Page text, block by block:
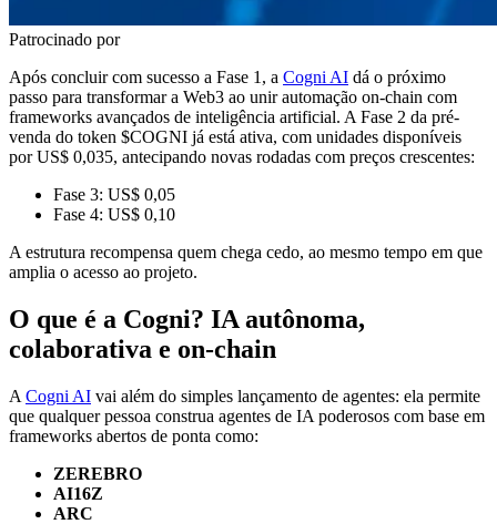
Patrocinado por
Após concluir com sucesso a Fase 1, a Cogni AI dá o próximo
passo para transformar a Web3 ao unir automação on-chain com
frameworks avançados de inteligência artificial. A Fase 2 da pré-
venda do token $COGNI já está ativa, com unidades disponíveis
por US$ 0,035, antecipando novas rodadas com preços crescentes:
Fase 3: US$ 0,05
Fase 4: US$ 0,10
A estrutura recompensa quem chega cedo, ao mesmo tempo em que
amplia o acesso ao projeto.
O que é a Cogni? IA autônoma,
colaborativa e on-chain
A Cogni AI vai além do simples lançamento de agentes: ela permite
que qualquer pessoa construa agentes de IA poderosos com base em
frameworks abertos de ponta como:
ZEREBRO
AI16Z
ARC